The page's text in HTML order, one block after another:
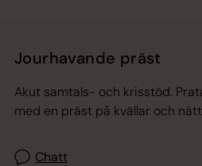
Jourhavande präst
Akut samtals- och krisstöd.
med en präst på kvällar och
Chatt